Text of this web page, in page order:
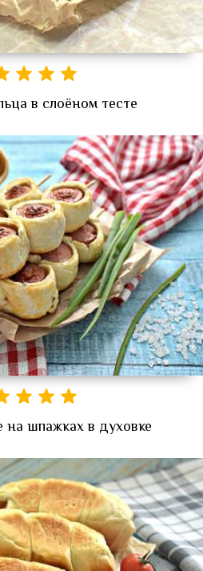
в слоёном тесте
на шпажках в духовке